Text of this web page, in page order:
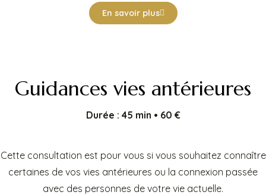
En savoir plus
Guidances vies antérieures
Durée : 45 min • 60 €
Cette consultation est pour vous si vous souhaitez connaître
certaines de vos vies antérieures ou la connexion passée
avec des personnes de votre vie actuelle.